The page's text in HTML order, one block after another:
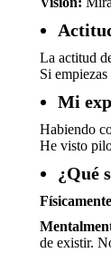
La actitud
Si
Mi
Habiendo
He visto
¿Qué
de existir.